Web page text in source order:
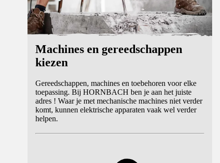
Machines en gereedschappen
kiezen
Gereedschappen, machines en toebehoren voor elke
toepassing. Bij HORNBACH ben je aan het juiste
adres ! Waar je met mechanische machines niet verder
komt, kunnen elektrische apparaten vaak wel verder
helpen.